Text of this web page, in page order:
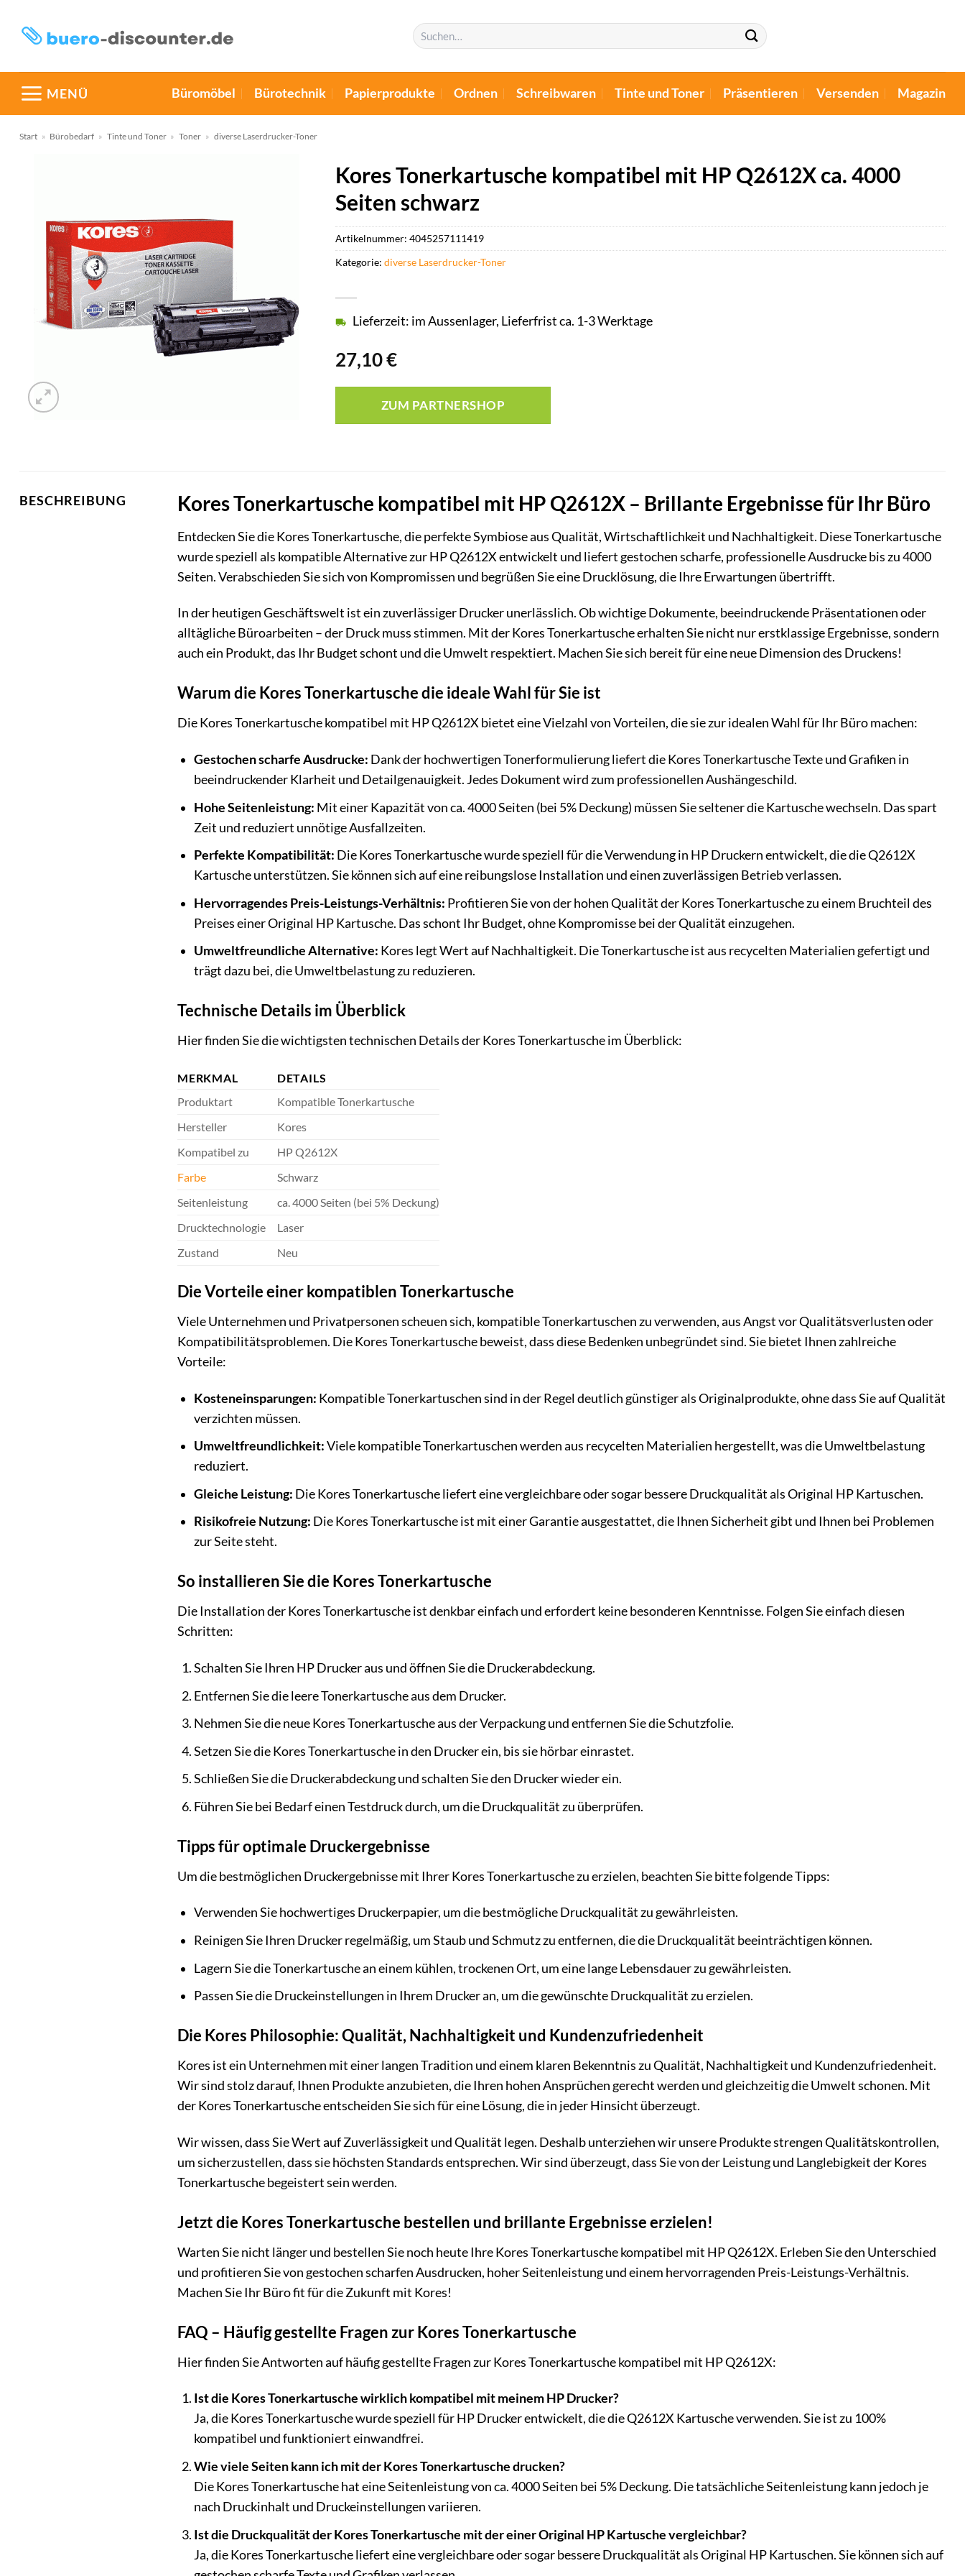
Inhalt
springen
Suchen
nach:
MENÜ Büromöbel Bürotechnik Papierprodukte Ordnen Schreibwaren Tinte und Toner Präsentieren Versenden Magazin
Start » Bürobedarf » Tinte und Toner » Toner » diverse Laserdrucker-Toner
Kores Tonerkartusche kompatibel mit HP Q2612X ca. 4000
Seiten schwarz
27,10€
Lieferzeit: im Aussenlager, Lieferfrist ca. 1-3 Werktage
ZUM PARTNERSHOP
Artikelnummer: 4045257111419
Kategorie: diverse Laserdrucker-Toner
BESCHREIBUNG Kores Tonerkartusche kompatibel mit HP Q2612X – Brillante Ergebnisse für Ihr Büro
Entdecken Sie die Kores Tonerkartusche, die perfekte Symbiose aus Qualität, Wirtschaftlichkeit und Nachhaltigkeit. Diese Tonerkartusche
wurde speziell als kompatible Alternative zur HP Q2612X entwickelt und liefert gestochen scharfe, professionelle Ausdrucke bis zu 4000
Seiten. Verabschieden Sie sich von Kompromissen und begrüßen Sie eine Drucklösung, die Ihre Erwartungen übertrifft.
In der heutigen Geschäftswelt ist ein zuverlässiger Drucker unerlässlich. Ob wichtige Dokumente, beeindruckende Präsentationen oder
alltägliche Büroarbeiten – der Druck muss stimmen. Mit der Kores Tonerkartusche erhalten Sie nicht nur erstklassige Ergebnisse, sondern
auch ein Produkt, das Ihr Budget schont und die Umwelt respektiert. Machen Sie sich bereit für eine neue Dimension des Druckens!
Warum die Kores Tonerkartusche die ideale Wahl für Sie ist
Die Kores Tonerkartusche kompatibel mit HP Q2612X bietet eine Vielzahl von Vorteilen, die sie zur idealen Wahl für Ihr Büro machen:
Gestochen scharfe Ausdrucke: Dank der hochwertigen Tonerformulierung liefert die Kores Tonerkartusche Texte und Grafiken in
beeindruckender Klarheit und Detailgenauigkeit. Jedes Dokument wird zum professionellen Aushängeschild.
Hohe Seitenleistung: Mit einer Kapazität von ca. 4000 Seiten (bei 5% Deckung) müssen Sie seltener die Kartusche wechseln. Das spart
Zeit und reduziert unnötige Ausfallzeiten.
Perfekte Kompatibilität: Die Kores Tonerkartusche wurde speziell für die Verwendung in HP Druckern entwickelt, die die Q2612X
Kartusche unterstützen. Sie können sich auf eine reibungslose Installation und einen zuverlässigen Betrieb verlassen.
Hervorragendes Preis-Leistungs-Verhältnis: Profitieren Sie von der hohen Qualität der Kores Tonerkartusche zu einem Bruchteil des
Preises einer Original HP Kartusche. Das schont Ihr Budget, ohne Kompromisse bei der Qualität einzugehen.
Umweltfreundliche Alternative: Kores legt Wert auf Nachhaltigkeit. Die Tonerkartusche ist aus recycelten Materialien gefertigt und
trägt dazu bei, die Umweltbelastung zu reduzieren.
Technische Details im Überblick
Hier finden Sie die wichtigsten technischen Details der Kores Tonerkartusche im Überblick:
MERKMAL
DETAILS
Produktart
Kompatible Tonerkartusche
Hersteller
Kores
Kompatibel zu
HP Q2612X
Farbe
Schwarz
Seitenleistung
ca. 4000 Seiten (bei 5% Deckung)
Drucktechnologie
Laser
Zustand
Neu
Die Vorteile einer kompatiblen Tonerkartusche
Viele Unternehmen und Privatpersonen scheuen sich, kompatible Tonerkartuschen zu verwenden, aus Angst vor Qualitätsverlusten oder
Kompatibilitätsproblemen. Die Kores Tonerkartusche beweist, dass diese Bedenken unbegründet sind. Sie bietet Ihnen zahlreiche
Vorteile:
Kosteneinsparungen: Kompatible Tonerkartuschen sind in der Regel deutlich günstiger als Originalprodukte, ohne dass Sie auf Qualität
verzichten müssen.
Umweltfreundlichkeit:Viele kompatible Tonerkartuschen werden aus recycelten Materialien hergestellt, was die Umweltbelastung
reduziert.
Gleiche Leistung: Die Kores Tonerkartusche liefert eine vergleichbare oder sogar bessere Druckqualität als Original HP Kartuschen.
Risikofreie Nutzung: Die Kores Tonerkartusche ist mit einer Garantie ausgestattet, die Ihnen Sicherheit gibt und Ihnen bei Problemen
zur Seite steht.
So installieren Sie die Kores Tonerkartusche
Die Installation der Kores Tonerkartusche ist denkbar einfach und erfordert keine besonderen Kenntnisse. Folgen Sie einfach diesen
Schritten:
Schalten Sie Ihren HP Drucker aus und öffnen Sie die Druckerabdeckung.
Entfernen Sie die leere Tonerkartusche aus dem Drucker.
Nehmen Sie die neue Kores Tonerkartusche aus der Verpackung und entfernen Sie die Schutzfolie.
Setzen Sie die Kores Tonerkartusche in den Drucker ein, bis sie hörbar einrastet.
Schließen Sie die Druckerabdeckung und schalten Sie den Drucker wieder ein.
Führen Sie bei Bedarf einen Testdruck durch, um die Druckqualität zu überprüfen.
Tipps für optimale Druckergebnisse
Um die bestmöglichen Druckergebnisse mit Ihrer Kores Tonerkartusche zu erzielen, beachten Sie bitte folgende Tipps:
Verwenden Sie hochwertiges Druckerpapier, um die bestmögliche Druckqualität zu gewährleisten.
Reinigen Sie Ihren Drucker regelmäßig, um Staub und Schmutz zu entfernen, die die Druckqualität beeinträchtigen können.
Lagern Sie die Tonerkartusche an einem kühlen, trockenen Ort, um eine lange Lebensdauer zu gewährleisten.
Passen Sie die Druckeinstellungen in Ihrem Drucker an, um die gewünschte Druckqualität zu erzielen.
Die Kores Philosophie: Qualität, Nachhaltigkeit und Kundenzufriedenheit
Kores ist ein Unternehmen mit einer langen Tradition und einem klaren Bekenntnis zu Qualität, Nachhaltigkeit und Kundenzufriedenheit.
Wir sind stolz darauf, Ihnen Produkte anzubieten, die Ihren hohen Ansprüchen gerecht werden und gleichzeitig die Umwelt schonen. Mit
der Kores Tonerkartusche entscheiden Sie sich für eine Lösung, die in jeder Hinsicht überzeugt.
Wir wissen, dass Sie Wert auf Zuverlässigkeit und Qualität legen. Deshalb unterziehen wir unsere Produkte strengen Qualitätskontrollen,
um sicherzustellen, dass sie höchsten Standards entsprechen. Wir sind überzeugt, dass Sie von der Leistung und Langlebigkeit der Kores
Tonerkartusche begeistert sein werden.
Jetzt die Kores Tonerkartusche bestellen und brillante Ergebnisse erzielen!
Warten Sie nicht länger und bestellen Sie noch heute Ihre Kores Tonerkartusche kompatibel mit HP Q2612X. Erleben Sie den Unterschied
und profitieren Sie von gestochen scharfen Ausdrucken, hoher Seitenleistung und einem hervorragenden Preis-Leistungs-Verhältnis.
Machen Sie Ihr Büro fit für die Zukunft mit Kores!
FAQ – Häufig gestellte Fragen zur Kores Tonerkartusche
Hier finden Sie Antworten auf häufig gestellte Fragen zur Kores Tonerkartusche kompatibel mit HP Q2612X:
Ist die Kores Tonerkartusche wirklich kompatibel mit meinem HP Drucker?
Ja, die Kores Tonerkartusche wurde speziell für HP Drucker entwickelt, die die Q2612X Kartusche verwenden. Sie ist zu 100%
kompatibel und funktioniert einwandfrei.
Wie viele Seiten kann ich mit der Kores Tonerkartusche drucken?
Die Kores Tonerkartusche hat eine Seitenleistung von ca. 4000 Seiten bei 5% Deckung. Die tatsächliche Seitenleistung kann jedoch je
nach Druckinhalt und Druckeinstellungen variieren.
Ist die Druckqualität der Kores Tonerkartusche mit der einer Original HP Kartusche vergleichbar?
Ja, die Kores Tonerkartusche liefert eine vergleichbare oder sogar bessere Druckqualität als Original HP Kartuschen. Sie können sich auf